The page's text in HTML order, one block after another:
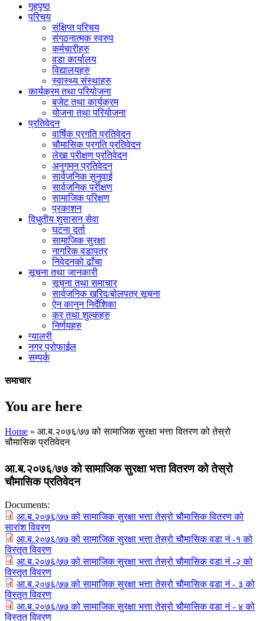
गृहपृष्ठ
परिचय
संक्षिप्त परिचय
संगठनात्मक स्वरुप
कर्मचारीहरु
वडा कार्यालय
विद्यालयहरु
स्वास्थ्य संस्थाहरु
कार्यक्रम तथा परियोजना
बजेट तथा कार्यक्रम
योजना तथा परियोजना
प्रतिवेदन
वार्षिक प्रगति प्रतिवेदन
चौमासिक प्रगति प्रतिवेदन
लेखा परीक्षण प्रतिवेदन
अनुगमन प्रतिवेदन
सार्वजनिक सुनुवाई
सार्वजनिक परीक्षण
सामाजिक परिक्षण
प्रकाशन
विधुतीय शुसासन सेवा
घटना दर्ता
सामाजिक सुरक्षा
नागरिक वडापत्र
निवेदनको ढाँचा
सूचना तथा जानकारी
सूचना तथा समाचार
सार्वजनिक खरिद/बोलपत्र सूचना
ऐन कानुन निर्देशिका
कर तथा शुल्कहरु
निर्णयहरु
ग्यालरी
नगर प्रोफाईल
सम्पर्क
समाचार
You are here
Home » आ.ब.२०७६/७७ को सामाजिक सुरक्षा भत्ता वितरण को तेस्रो
चौमासिक प्रतिवेदन
आ.ब.२०७६/७७ को सामाजिक सुरक्षा भत्ता वितरण को तेस्रो
चौमासिक प्रतिवेदन
Documents:
आ.ब.२०७६/७७ को सामाजिक सुरक्षा भत्ता तेस्रो चौमासिक वितरण को
सारांश विवरण
आ.ब.२०७६/७७ को सामाजिक सुरक्षा भत्ता तेस्रो चौमासिक वडा नं -१ को
विस्तृत विवरण
आ.ब.२०७६/७७ को सामाजिक सुरक्षा भत्ता तेस्रो चौमासिक वडा नं -२ को
विस्तृत विवरण
आ.ब.२०७६/७७ को सामाजिक सुरक्षा भत्ता तेस्रो चौमासिक वडा नं - ३ को
विस्तृत विवरण
आ.ब.२०७६/७७ को सामाजिक सुरक्षा भत्ता तेस्रो चौमासिक वडा नं - ४ को
विस्तृत विवरण